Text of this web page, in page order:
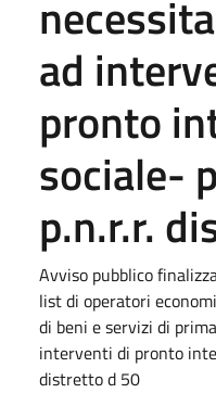
ad
pronto
sociale-
p.n.r.r.
Avviso pubblico
list di operatori
di beni e servizi di
interventi di pronto
distretto d 50